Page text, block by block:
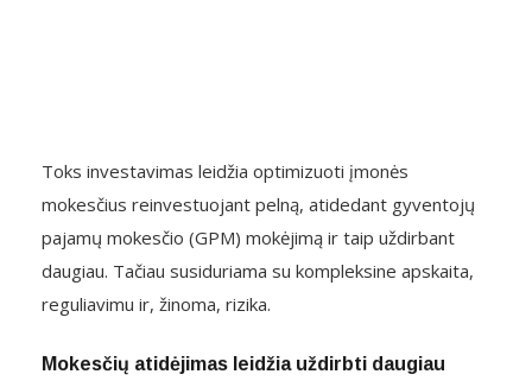
Toks investavimas leidžia optimizuoti įmonės
mokesčius reinvestuojant pelną, atidedant gyventojų
pajamų mokesčio (GPM) mokėjimą ir taip uždirbant
daugiau. Tačiau susiduriama su kompleksine apskaita,
reguliavimu ir, žinoma, rizika.
Mokesčių atidėjimas leidžia uždirbti daugiau